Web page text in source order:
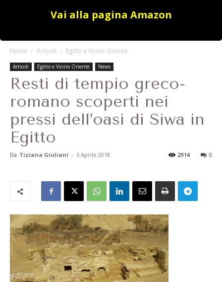
Vai alla pagina Amazon
Home Articoli Egitto e Vicino Oriente
Articoli Egitto e Vicino Oriente News
Resti di tempio greco-
romano scoperti nei
pressi dell’oasi di Siwa in
Egitto
Da Tiziana Giuliani - 5 Aprile 2018 0
2914